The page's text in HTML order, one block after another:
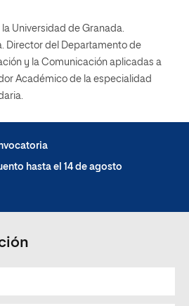
Universidad de Granada.
Director del Departamento de
y la Comunicación aplicadas a
Académico de la especialidad
hasta el 14 de agosto